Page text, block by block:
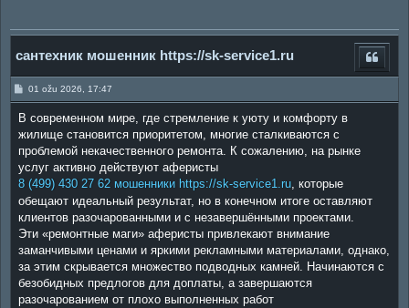
сантехник мошенник https://sk-service1.ru
P
o
t
01 ožu 2026, 17:47
В современном мире, где стремление к уюту и комфорту в
жилище становится приоритетом, многие сталкиваются с
проблемой некачественного ремонта. К сожалению, на рынке
услуг активно действуют аферисты
8 (499) 430 27 62 мошенники https://sk-service1.ru, которые
обещают идеальный результат, но в конечном итоге оставляют
клиентов разочарованными и с незавершёнными проектами.
Эти «ремонтные маги» аферисты привлекают внимание
заманчивыми ценами и яркими рекламными материалами, однако,
за этим скрывается множество подводных камней. Начинаются с
безобидных предлогов для доплаты, а завершаются
разочарованием от плохо выполненных работ